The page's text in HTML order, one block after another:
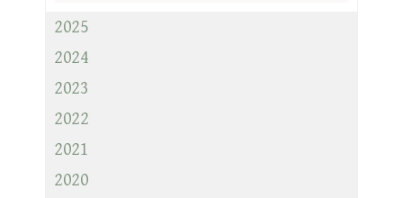
2025
2024
2023
2022
2021
2020